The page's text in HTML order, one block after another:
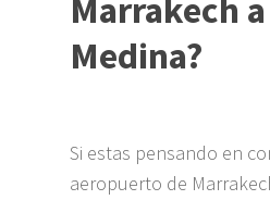
Marrakech
Medina?
Si estas pensando en
aeropuerto de